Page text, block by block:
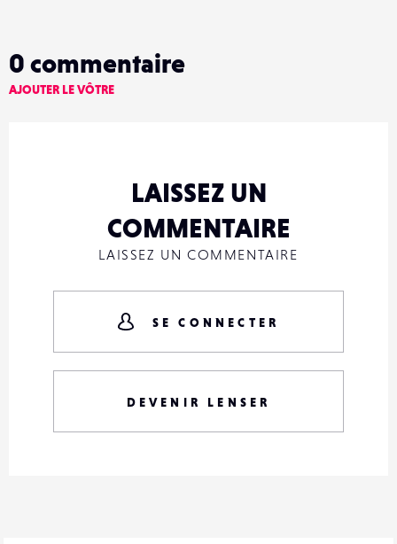
0 commentaire
AJOUTER LE VÔTRE
LAISSEZ UN
COMMENTAIRE
LAISSEZ UN COMMENTAIRE
SE CONNECTER
DEVENIR LENSER